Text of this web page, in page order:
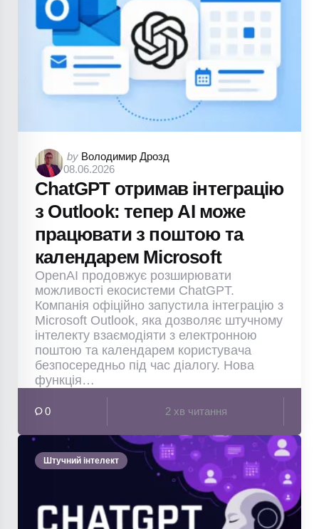
Posted
by
by Володимир Дрозд
08.06.2026
ChatGPT отримав інтеграцію
з Outlook: тепер AI може
працювати з поштою та
календарем Microsoft
OpenAI продовжує розширювати
можливості екосистеми ChatGPT.
Компанія офіційно запустила інтеграцію з
Microsoft Outlook, яка дозволяє штучному
інтелекту взаємодіяти з електронною
поштою та календарем користувача
безпосередньо під час діалогу. Нова
функція…
0 2 хв читання
Штучний інтелект